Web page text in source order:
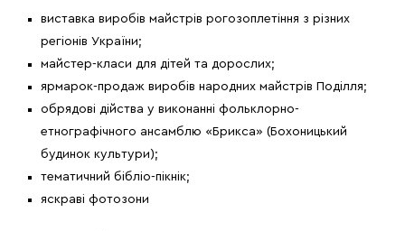
виставка виробів майстрів рогозоплетіння з різних
регіонів України;
майстер-класи для дітей та дорослих;
ярмарок-продаж виробів народних майстрів Поділля;
обрядові дійства у виконанні фольклорно-
етнографічного ансамблю «Брикса» (Бохоницький
будинок культури);
тематичний бібліо-пікнік;
яскраві фотозони